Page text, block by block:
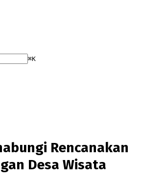
⌘K
Rencanakan
Desa Wisata